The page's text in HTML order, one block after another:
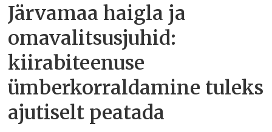
Järvamaa haigla ja
omavalitsusjuhid:
kiirabiteenuse
ümberkorraldamine tuleks
ajutiselt peatada